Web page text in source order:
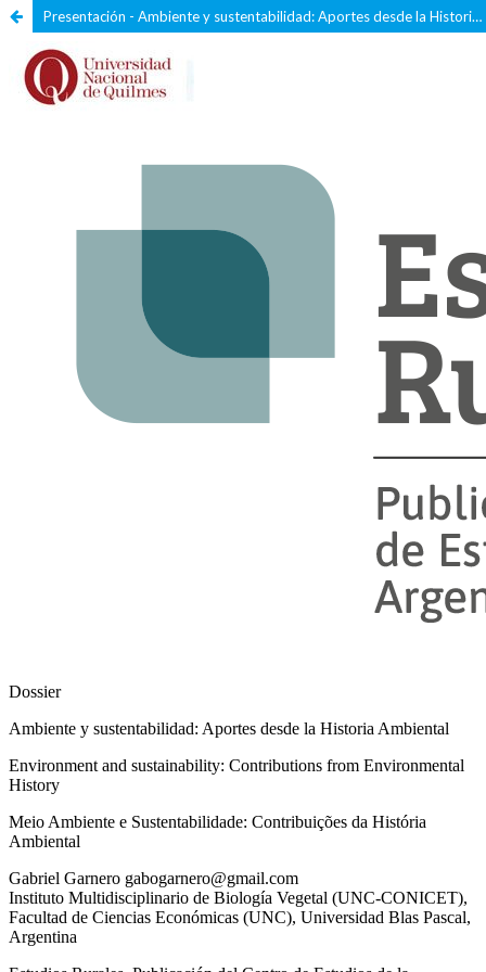
Presentación - Ambiente y sustentabilidad: Aportes desde la Historia Ambiental